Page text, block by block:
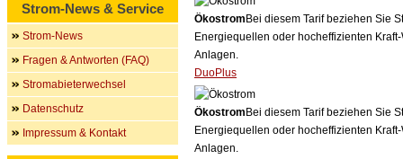
Ökostrom Bei diesem Tarif beziehen Sie
Energiequellen oder hocheffizienten
Anlagen.
DuoPlus
Ökostrom Bei diesem Tarif beziehen Sie
Energiequellen oder hocheffizienten
Anlagen.
Strom-News & Service
Strom-News
Fragen & Antworten (FAQ)
Stromabieterwechsel
Datenschutz
Impressum & Kontakt